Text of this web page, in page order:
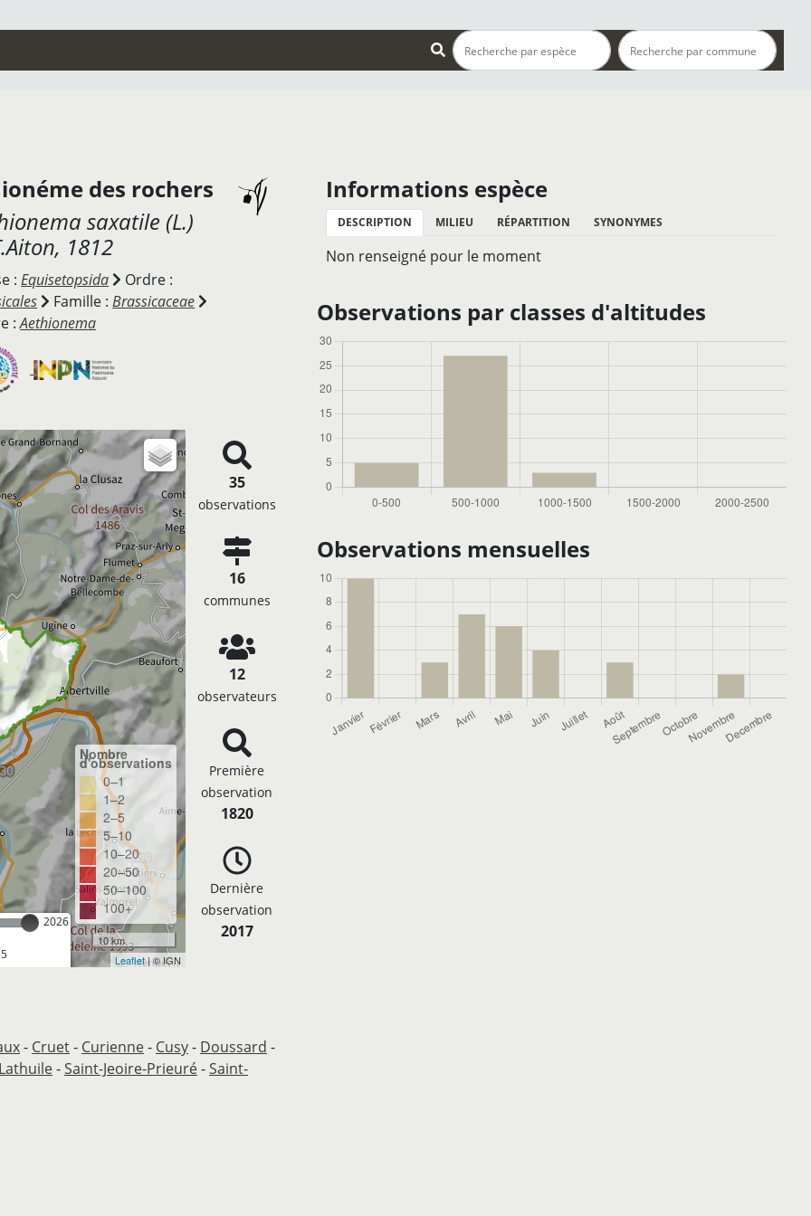
des rochers
saxatile (L.)
1812
:Equisetopsida
Ordre :
Famille :Brassicaceae
:Aethionema
2026
Nombre
d'observations
0–1
1–2
2–5
5–10
10–20
20–50
50–100
100+
10 km
Leaflet| © IGN
35
observations
16
communes
12
observateurs
Première
observation
1820
Dernière
observation
2017
- Cruet- Curienne- Cusy- Doussard -
-Saint-Jeoire-Prieuré-Saint-
Informations espèce
DESCRIPTION MILIEU RÉPARTITION SYNONYMES
Non renseigné pour le moment
Observations par classes d'altitudes
Observations mensuelles